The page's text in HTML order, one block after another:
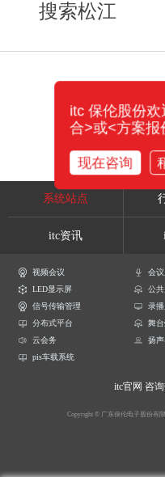
搜索松江
系统站点
itc资讯
视频会议 会
LED显示屏
公
信号传输管理
录
分布式平台
舞
云会务
扬
pis车载系统
itc官网 咨
Copyright © 广东保伦电子股份有限
itc 保伦股份
合>或<方案报
现在咨询